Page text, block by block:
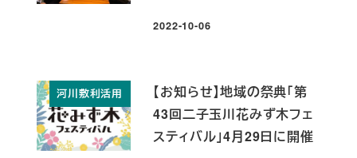
投稿日
2022-10-06
河川敷利活用
【お知らせ】地域の祭典「第
43回二子玉川花みず木フェ
スティバル」4月29日に開催